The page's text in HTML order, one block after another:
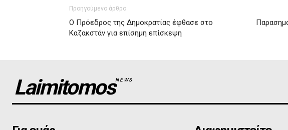
Προηγούμενο άρθρο
O Πρόεδρος της Δημοκρατίας έφθασε στο
Καζακστάν για επίσημη επίσκεψη
LaimitomosNEWS